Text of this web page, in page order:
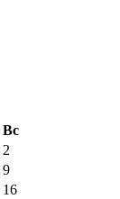
Вс
2
9
16